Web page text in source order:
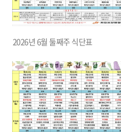
2026년 6월 둘째주 식단표